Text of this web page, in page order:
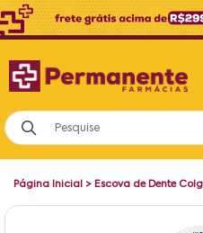
Página Inicial > Escova de Dente